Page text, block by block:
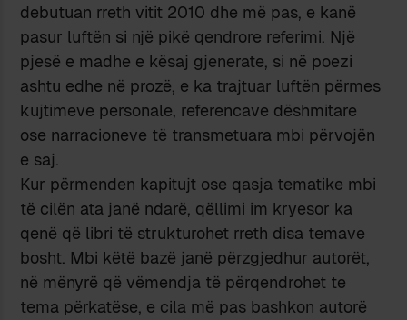
debutuan rreth vitit 2010 dhe më pas, e kanë
pasur luftën si një pikë qendrore referimi. Një
pjesë e madhe e kësaj gjenerate, si në poezi
ashtu edhe në prozë, e ka trajtuar luftën përmes
kujtimeve personale, referencave dëshmitare
ose narracioneve të transmetuara mbi përvojën
e saj.
Kur përmenden kapitujt ose qasja tematike mbi
të cilën ata janë ndarë, qëllimi im kryesor ka
qenë që libri të strukturohet rreth disa temave
bosht. Mbi këtë bazë janë përzgjedhur autorët,
në mënyrë që vëmendja të përqendrohet te
tema përkatëse, e cila më pas bashkon autorë